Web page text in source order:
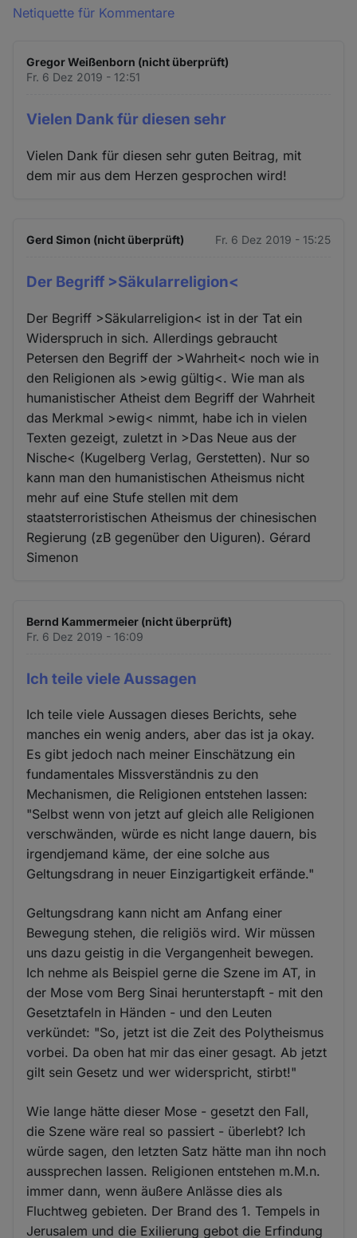
Netiquette für Kommentare
Gregor Weißenborn (nicht überprüft)
Fr. 6 Dez 2019 - 12:51
Vielen Dank für diesen sehr
Vielen Dank für diesen sehr guten Beitrag, mit
dem mir aus dem Herzen gesprochen wird!
Gerd Simon (nicht überprüft) Fr. 6 Dez 2019 - 15:25
Der Begriff >Säkularreligion<
Der Begriff >Säkularreligion< ist in der Tat ein
Widerspruch in sich. Allerdings gebraucht
Petersen den Begriff der >Wahrheit< noch wie in
den Religionen als >ewig gültig<. Wie man als
humanistischer Atheist dem Begriff der Wahrheit
das Merkmal >ewig< nimmt, habe ich in vielen
Texten gezeigt, zuletzt in >Das Neue aus der
Nische< (Kugelberg Verlag, Gerstetten). Nur so
kann man den humanistischen Atheismus nicht
mehr auf eine Stufe stellen mit dem
staatsterroristischen Atheismus der chinesischen
Regierung (zB gegenüber den Uiguren). Gérard
Simenon
Bernd Kammermeier (nicht überprüft)
Fr. 6 Dez 2019 - 16:09
Ich teile viele Aussagen
Ich teile viele Aussagen dieses Berichts, sehe
manches ein wenig anders, aber das ist ja okay.
Es gibt jedoch nach meiner Einschätzung ein
fundamentales Missverständnis zu den
Mechanismen, die Religionen entstehen lassen:
"Selbst wenn von jetzt auf gleich alle Religionen
verschwänden, würde es nicht lange dauern, bis
irgendjemand käme, der eine solche aus
Geltungsdrang in neuer Einzigartigkeit erfände."
Geltungsdrang kann nicht am Anfang einer
Bewegung stehen, die religiös wird. Wir müssen
uns dazu geistig in die Vergangenheit bewegen.
Ich nehme als Beispiel gerne die Szene im AT, in
der Mose vom Berg Sinai herunterstapft - mit den
Gesetztafeln in Händen - und den Leuten
verkündet: "So, jetzt ist die Zeit des Polytheismus
vorbei. Da oben hat mir das einer gesagt. Ab jetzt
gilt sein Gesetz und wer widerspricht, stirbt!"
Wie lange hätte dieser Mose - gesetzt den Fall,
die Szene wäre real so passiert - überlebt? Ich
würde sagen, den letzten Satz hätte man ihn noch
aussprechen lassen. Religionen entstehen m.M.n.
immer dann, wenn äußere Anlässe dies als
Fluchtweg gebieten. Der Brand des 1. Tempels in
Jerusalem und die Exilierung gebot die Erfindung